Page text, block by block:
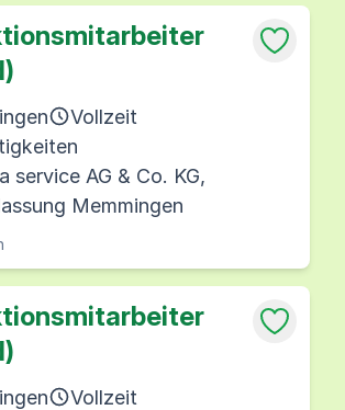
Vollzeit
service AG & Co. KG,
Memmingen
Vollzeit